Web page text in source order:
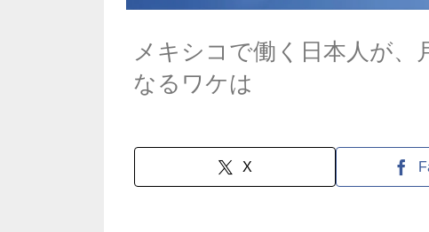
メキシコで働く日本人が、
なるワケは
X